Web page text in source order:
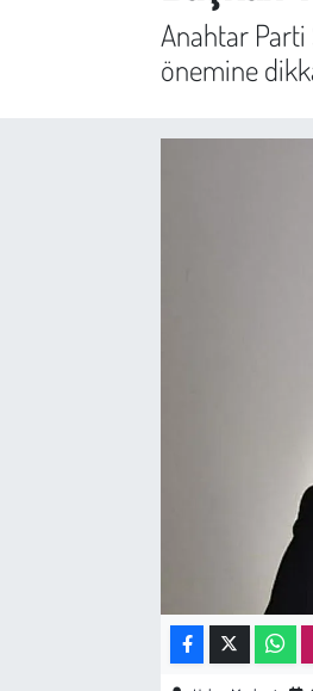
Anahtar Parti
önemine
Yerel Haberler
İnsan Hakları
Hayvan Hakları
Son Dakika Haberleri
Haber Arşivi